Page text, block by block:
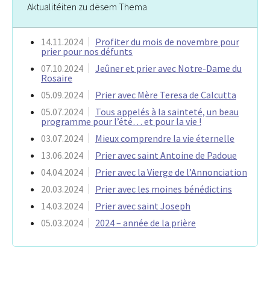
Aktualitéiten zu dësem Thema
14.11.2024
Profiter du mois de novembre pour
prier pour nos défunts
07.10.2024
Jeûner et prier avec Notre-Dame du
Rosaire
05.09.2024
Prier avec Mère Teresa de Calcutta
05.07.2024
Tous appelés à la sainteté, un beau
programme pour l’été… et pour la vie !
03.07.2024
Mieux comprendre la vie éternelle
13.06.2024
Prier avec saint Antoine de Padoue
04.04.2024
Prier avec la Vierge de l’Annonciation
20.03.2024
Prier avec les moines bénédictins
14.03.2024
Prier avec saint Joseph
05.03.2024
2024 – année de la prière